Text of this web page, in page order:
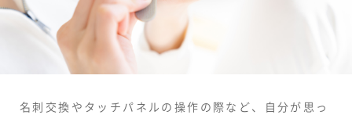
名刺交換やタッチパネルの操作の際など、自分が思っ